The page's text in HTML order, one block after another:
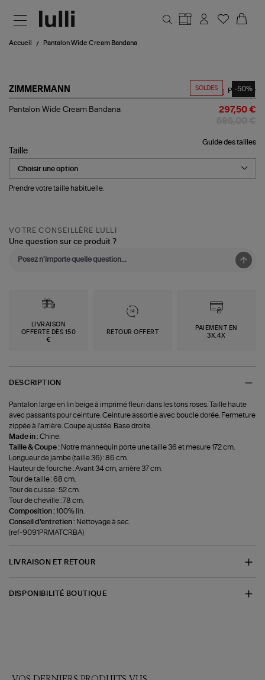
Accueil Pantalon Wide Cream Bandana
SOLDES -50%
ZIMMERMANN
Pantalon
Partager
Pantalon Wide Cream Bandana 297,50 €
Guide des tailles
Taille
Prendre votre taille habituelle.
VOTRE CONSEILLÈRE LULLI
Une question sur ce produit ?
LIVRAISON
OFFERTE DÈS 150
€
RETOUR OFFERT
PAIEMENT EN
3X,4X
DESCRIPTION
Pantalon large en lin beige à imprimé fleuri dans les tons roses. Taille haute
avec passants pour ceinture. Ceinture assortie avec boucle dorée. Fermeture
zippée à l'arrière. Coupe ajustée. Base droite.
Made in :Chine.
Taille & Coupe : Notre mannequin porte une taille 36 et mesure 172 cm.
Longueur de jambe (taille 36) : 86 cm.
Hauteur de fourche : Avant 34 cm, arrière 37 cm.
Tour de taille : 68 cm.
Tour de cuisse : 52 cm.
Tour de cheville : 78 cm.
Composition :100% lin.
Conseil d'entretien : Nettoyage à sec.
(ref-9091PRMATCRBA)
LIVRAISON ET RETOUR
DISPONIBILITÉ BOUTIQUE